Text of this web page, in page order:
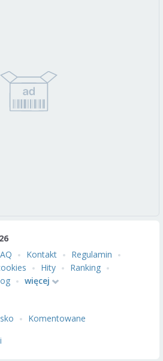
Kontakt
Regulamin
Hity
Ranking
więcej
Komentowane